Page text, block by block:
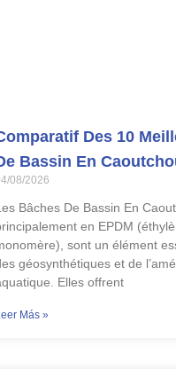
Des 10
Bassin En
08/2026
Bâches De Bassin En
en EPDM
sont un élément
géosynthétiques et de
Elles offrent
Más »